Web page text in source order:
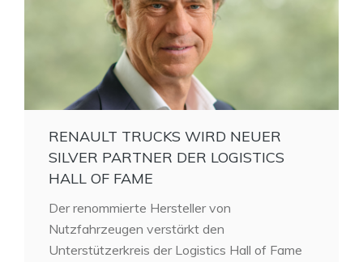
RENAULT TRUCKS WIRD NEUER
SILVER PARTNER DER LOGISTICS
HALL OF FAME
Der renommierte Hersteller von
Nutzfahrzeugen verstärkt den
Unterstützerkreis der Logistics Hall of Fame